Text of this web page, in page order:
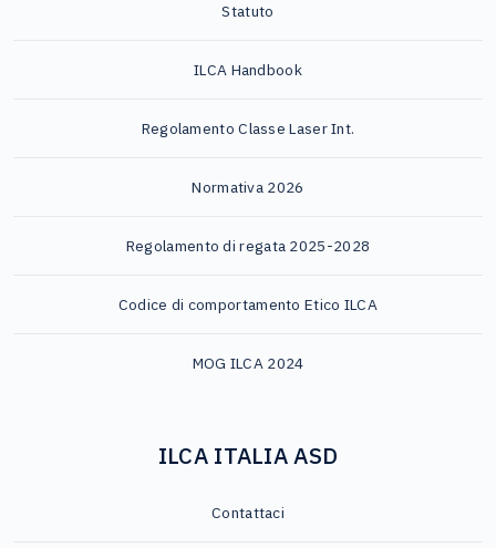
Statuto
ILCA Handbook
Regolamento Classe Laser Int.
Normativa 2026
Regolamento di regata 2025-2028
Codice di comportamento Etico ILCA
MOG ILCA 2024
ILCA ITALIA ASD
Contattaci